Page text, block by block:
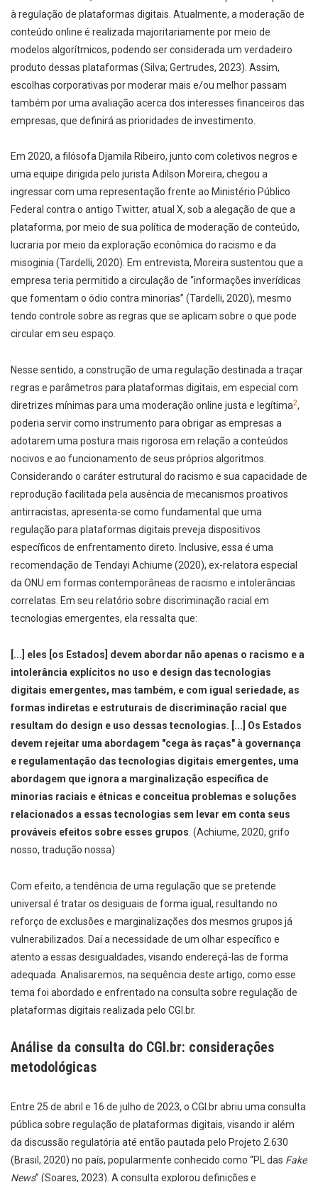
à regulação de plataformas digitais. Atualmente, a moderação de
conteúdo online é realizada majoritariamente por meio de
modelos algorítmicos, podendo ser considerada um verdadeiro
produto dessas plataformas (Silva; Gertrudes, 2023). Assim,
escolhas corporativas por moderar mais e/ou melhor passam
também por uma avaliação acerca dos interesses financeiros das
empresas, que definirá as prioridades de investimento.
Em 2020, a filósofa Djamila Ribeiro, junto com coletivos negros e
uma equipe dirigida pelo jurista Adilson Moreira, chegou a
ingressar com uma representação frente ao Ministério Público
Federal contra o antigo Twitter, atual X, sob a alegação de que a
plataforma, por meio de sua política de moderação de conteúdo,
lucraria por meio da exploração econômica do racismo e da
misoginia (Tardelli, 2020). Em entrevista, Moreira sustentou que a
empresa teria permitido a circulação de “informações inverídicas
que fomentam o ódio contra minorias” (Tardelli, 2020), mesmo
tendo controle sobre as regras que se aplicam sobre o que pode
circular em seu espaço.
Nesse sentido, a construção de uma regulação destinada a traçar
regras e parâmetros para plataformas digitais, em especial com
diretrizes mínimas para uma moderação online justa e legítima2,
poderia servir como instrumento para obrigar as empresas a
adotarem uma postura mais rigorosa em relação a conteúdos
nocivos e ao funcionamento de seus próprios algoritmos.
Considerando o caráter estrutural do racismo e sua capacidade de
reprodução facilitada pela ausência de mecanismos proativos
antirracistas, apresenta-se como fundamental que uma
regulação para plataformas digitais preveja dispositivos
específicos de enfrentamento direto. Inclusive, essa é uma
recomendação de Tendayi Achiume (2020), ex-relatora especial
da ONU em formas contemporâneas de racismo e intolerâncias
correlatas. Em seu relatório sobre discriminação racial em
tecnologias emergentes, ela ressalta que:
[...] eles [os Estados] devem abordar não apenas o racismo e a
intolerância explícitos no uso e design das tecnologias
digitais emergentes, mas também, e com igual seriedade, as
formas indiretas e estruturais de discriminação racial que
resultam do design e uso dessas tecnologias. [...] Os Estados
devem rejeitar uma abordagem "cega às raças" à governança
e regulamentação das tecnologias digitais emergentes, uma
abordagem que ignora a marginalização específica de
minorias raciais e étnicas e conceitua problemas e soluções
relacionados a essas tecnologias sem levar em conta seus
prováveis efeitos sobre esses grupos . (Achiume, 2020, grifo
nosso, tradução nossa)
Com efeito, a tendência de uma regulação que se pretende
universal é tratar os desiguais de forma igual, resultando no
reforço de exclusões e marginalizações dos mesmos grupos já
vulnerabilizados. Daí a necessidade de um olhar específico e
atento a essas desigualdades, visando endereçá-las de forma
adequada. Analisaremos, na sequência deste artigo, como esse
tema foi abordado e enfrentado na consulta sobre regulação de
plataformas digitais realizada pelo CGI.br.
Análise da consulta do CGI.br: considerações
metodológicas
Entre 25 de abril e 16 de julho de 2023, o CGI.br abriu uma consulta
pública sobre regulação de plataformas digitais, visando ir além
da discussão regulatória até então pautada pelo Projeto 2.630
(Brasil, 2020) no país, popularmente conhecido como “PL das Fake
News” (Soares, 2023). A consulta explorou definições e